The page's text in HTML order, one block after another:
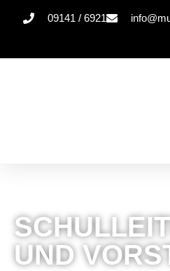
09141 / 6921
UND